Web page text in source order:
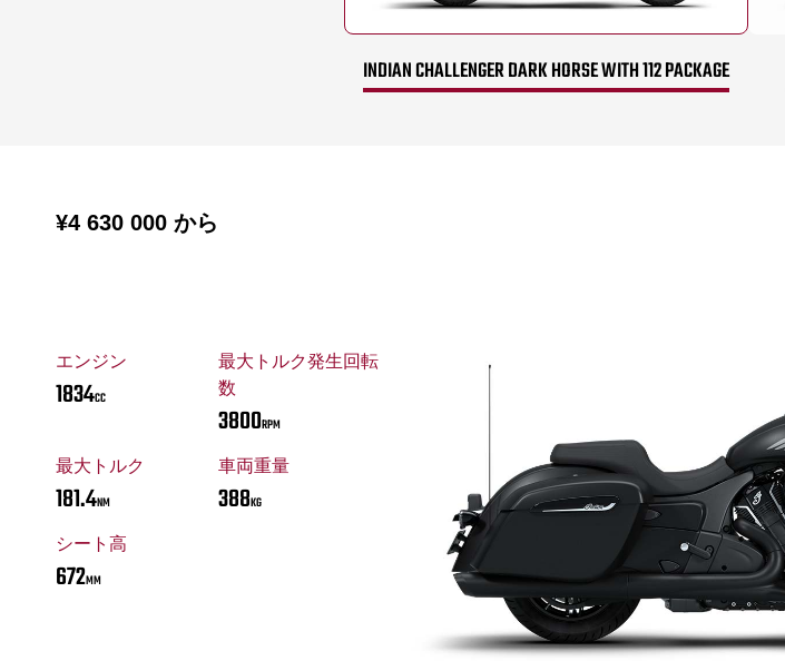
INDIAN CHALLENGER DARK HORSE WITH 112 PACKAGE
から
¥4 630 000
エンジン
1834CC
最大トルク発生回転
数
3800RPM
最大トルク
181.4NM
車両重量
388KG
シート高
672MM